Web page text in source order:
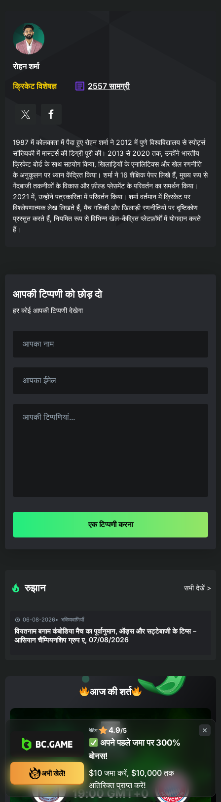
रोहन शर्मा
क्रिकेट विशेषज्ञ
2557 सामग्री
1987 में कोलकाता में पैदा हुए रोहन शर्मा ने 2012 में पुणे विश्वविद्यालय से स्पोर्ट्स
सांख्यिकी में मास्टर्स की डिग्री पूरी की। 2013 से 2020 तक, उन्होंने भारतीय
क्रिकेट बोर्ड के साथ सहयोग किया, खिलाड़ियों के एनालिटिक्स और खेल रणनीति
के अनुकूलन पर ध्यान केंद्रित किया। शर्मा ने 16 शैक्षिक पेपर लिखे हैं, मुख्य रूप से
गेंदबाजी तकनीकों के विकास और फ़ील्ड प्लेसमेंट के परिवर्तन का समर्थन किया।
2021 में, उन्होंने पत्रकारिता में परिवर्तन किया। शर्मा वर्तमान में क्रिकेट पर
विश्लेषणात्मक लेख लिखते हैं, मैच गतिकी और खिलाड़ी रणनीतियों पर दृष्टिकोण
प्रस्तुत करते हैं, नियमित रूप से विभिन्न खेल-केंद्रित प्लेटफ़ॉर्मों में योगदान करते
हैं।
आपकी टिप्पणी को छोड़ दो
हर कोई आपकी टिप्पणी देखेगा
एक टिप्पणी करना
रुझान सभी देखें >
06-08-2026 भविष्यवाणियाँ
वियतनाम बनाम कंबोडिया मैच का पूर्वानुमान, ऑड्स और सट्टेबाजी के टिप्स –
आसियान चैम्पियनशिप ग्रुप ए, 07/08/2026
आज की शर्त
अभी खेलें!
रेटिंग: 4.9/5
अपने पहले जमा पर 300%
बोनस!
$10 जमा करें, $10,000 तक
अतिरिक्त प्राप्त करें!